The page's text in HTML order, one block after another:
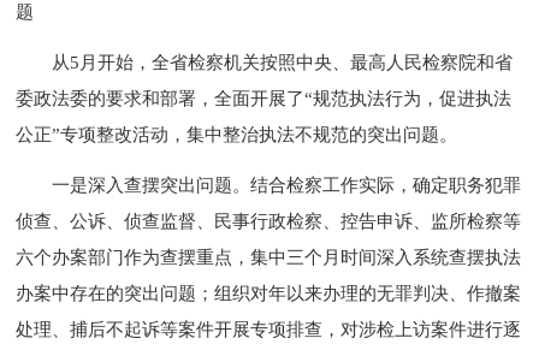
题
从5月开始，全省检察机关按照中央、最高人民检察院和省
委政法委的要求和部署，全面开展了“规范执法行为，促进执法
公正”专项整改活动，集中整治执法不规范的突出问题。
一是深入查摆突出问题。结合检察工作实际，确定职务犯罪
侦查、公诉、侦查监督、民事行政检察、控告申诉、监所检察等
六个办案部门作为查摆重点，集中三个月时间深入系统查摆执法
办案中存在的突出问题；组织对年以来办理的无罪判决、作撤案
处理、捕后不起诉等案件开展专项排查，对涉检上访案件进行逐